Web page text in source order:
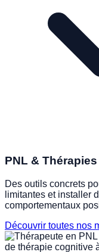
PNL &
Des outils concrets
limitantes et installer
comportementaux
Découvrir toutes nos